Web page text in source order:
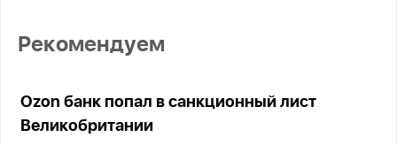
Рекомендуем
Ozon банк попал в санкционный лист
Великобритании